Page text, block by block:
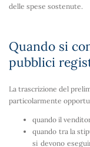
delle spese sostenute.
Quando si
pubblici
La trascrizione del
particolarmente
quando il
quando tra la
si devono